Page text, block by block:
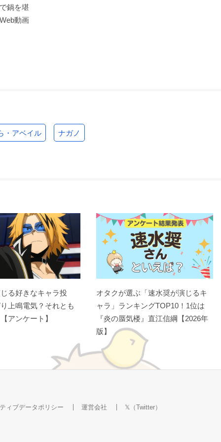
鍋を堪
動画
・アベイル ナガノ
る好きなキャラ投
上鳴電気？それとも
アンケート】
オタクが選ぶ「速水奨が演じるキ
ャラ」ランキングTOP10！1位は
『炎の蜃気楼』直江信綱【2026年
版】
ィブデータポリシー 運営会社 𝕏（Twitter）